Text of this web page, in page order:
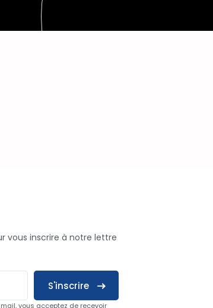
vous inscrire à notre lettre
S'inscrire
vous acceptez de recevoir